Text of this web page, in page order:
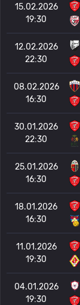
15.02.2026
19:30
12.02.2026
22:30
08.02.2026
16:30
30.01.2026
22:30
25.01.2026
16:30
18.01.2026
16:30
11.01.2026
19:30
04.01.2026
19:30